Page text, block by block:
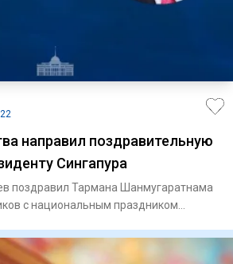
направил поздравительную
Сингапура
поздравил Тармана Шанмугаратнама
с национальным праздником